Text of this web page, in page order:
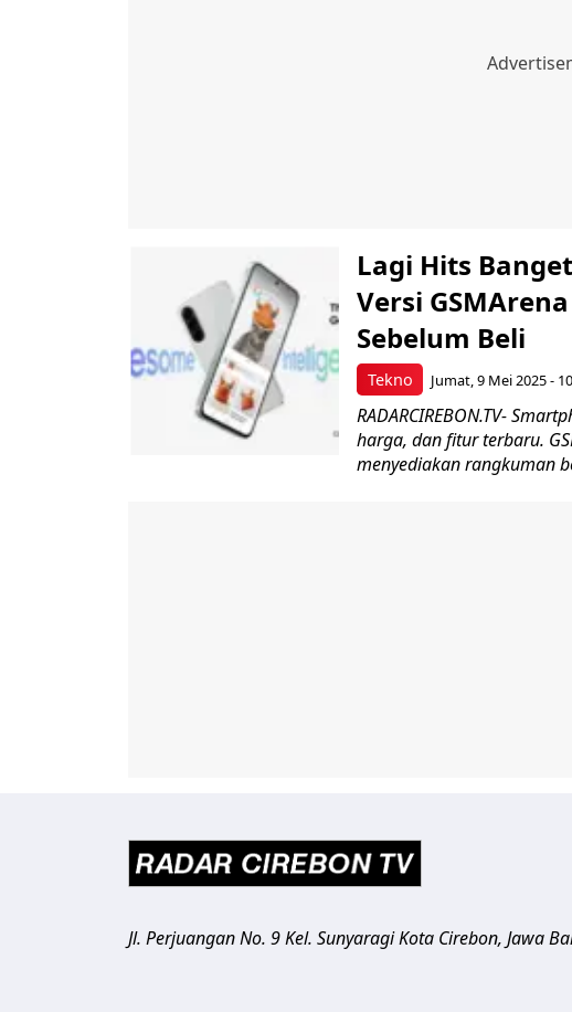
Tekno
Lagi Hits
Versi
Sebelum Beli
Jumat, 9 Mei 2025 -
RADARCIREBON.TV-
harga, dan fitur terbaru.
menyediakan rangkuman
Jl. Perjuangan No. 9 Kel. SunyaragiKota Cirebon, Jawa